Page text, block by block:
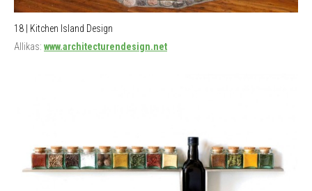
18 | Kitchen Island Design
Allikas: www.architecturendesign.net